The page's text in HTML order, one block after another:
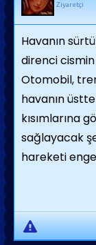
Ziyaretçi
Havanın
direnci
Otomobil,
havanın
kısımlarına
sağlayacak
hareketi